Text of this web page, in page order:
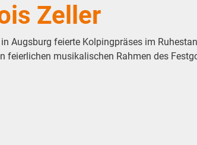
Zeller
Augsburg feierte Kolpingpräses im
feierlichen musikalischen Rahmen des